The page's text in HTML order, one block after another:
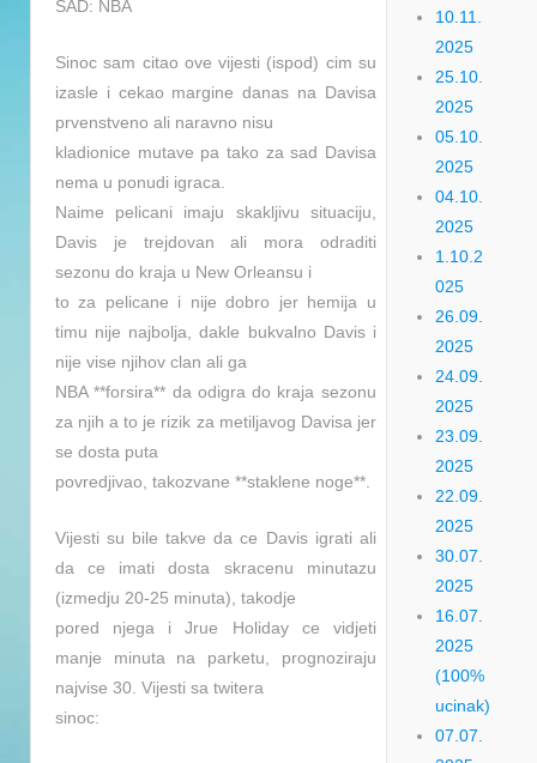
SAD: NBA
Sinoc sam citao ove vijesti (ispod) cim su
izasle i cekao margine danas na Davisa
prvenstveno ali naravno nisu
kladionice mutave pa tako za sad Davisa
nema u ponudi igraca.
Naime pelicani imaju skakljivu situaciju,
Davis je trejdovan ali mora odraditi
sezonu do kraja u New Orleansu i
to za pelicane i nije dobro jer hemija u
timu nije najbolja, dakle bukvalno Davis i
nije vise njihov clan ali ga
NBA **forsira** da odigra do kraja sezonu
za njih a to je rizik za metiljavog Davisa jer
se dosta puta
povredjivao, takozvane **staklene noge**.
Vijesti su bile takve da ce Davis igrati ali
da ce imati dosta skracenu minutazu
(izmedju 20-25 minuta), takodje
pored njega i Jrue Holiday ce vidjeti
manje minuta na parketu, prognoziraju
najvise 30. Vijesti sa twitera
sinoc:
10.11.
2025
25.10.
2025
05.10.
2025
04.10.
2025
1.10.2
025
26.09.
2025
24.09.
2025
23.09.
2025
22.09.
2025
30.07.
2025
16.07.
2025
(100%
ucinak)
07.07.